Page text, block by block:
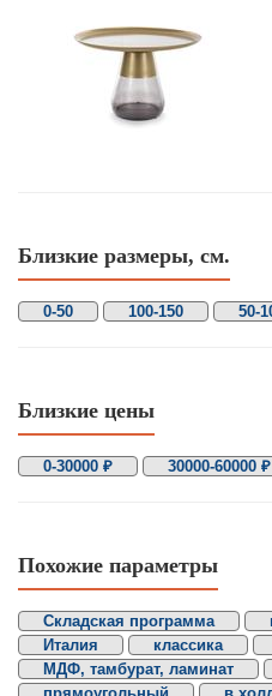
Близкие размеры, см.
0-50 100-150 50-
Близкие цены
0-30000 ₽ 30000-60000 ₽
Похожие параметры
Складская программа
Италия
классика
МДФ, тамбурат, ламинат